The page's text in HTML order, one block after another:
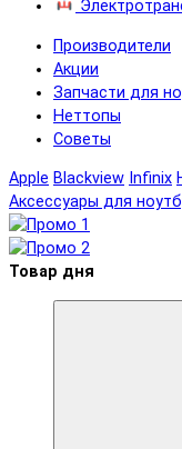
Производители
Акции
Запчасти для
Неттопы
Советы
Apple Blackview Infinix
Аксессуары для
Товар дня